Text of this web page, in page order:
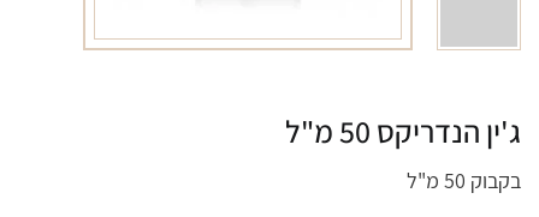
ג'ין הנדריקס 50 מ"ל
בקבוק 50 מ"ל